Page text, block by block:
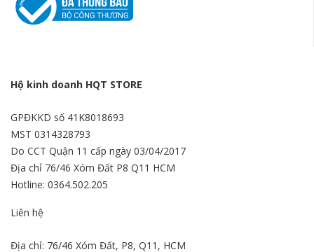
Hộ kinh doanh HQT STORE
GPĐKKD số 41K8018693
MST 0314328793
Do CCT Quận 11 cấp ngày 03/04/2017
Địa chỉ 76/46 Xóm Đất P8 Q11 HCM
Hotline: 0364.502.205
Liên hệ
Địa chỉ: 76/46 Xóm Đất, P8, Q11, HCM